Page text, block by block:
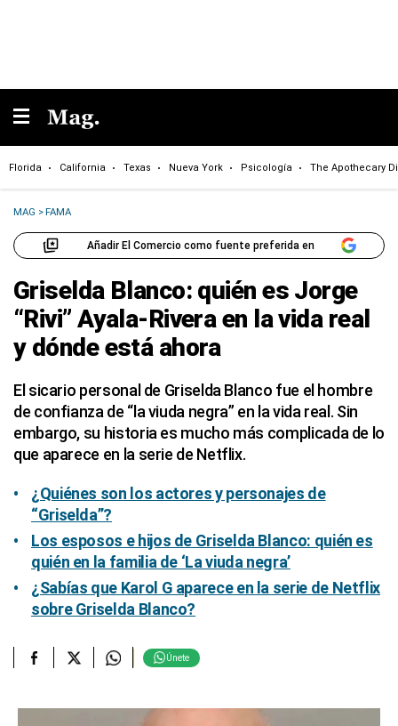
Florida California Texas Nueva York Psicología The Apothecary
MAG >FAMA
Añadir El Comercio como fuente preferida en
Griselda Blanco: quién es Jorge
“Rivi” Ayala-Rivera en la vida real
y dónde está ahora
El sicario personal de Griselda Blanco fue el hombre
de confianza de “la viuda negra” en la vida real. Sin
embargo, su historia es mucho más complicada de lo
que aparece en la serie de Netflix.
¿Quiénes son los actores y personajes de
“Griselda”?
Los esposos e hijos de Griselda Blanco: quién es
quién en la familia de ‘La viuda negra’
¿Sabías que Karol G aparece en la serie de Netflix
sobre Griselda Blanco?
Únete